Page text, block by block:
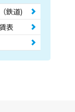
鉄道)
表